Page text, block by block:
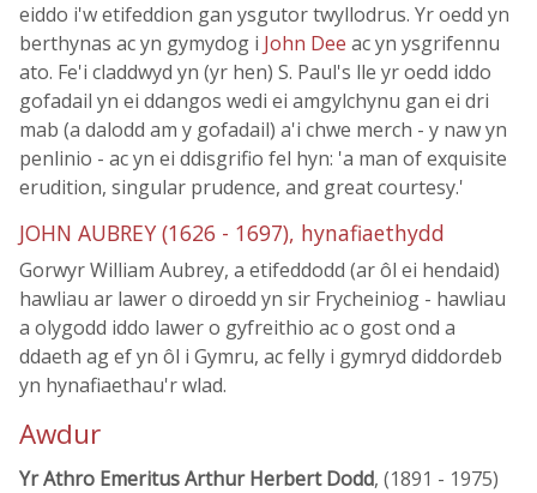
eiddo i'w etifeddion gan ysgutor twyllodrus. Yr oedd yn
berthynas ac yn gymydog i John Dee ac yn ysgrifennu
ato. Fe'i claddwyd yn (yr hen) S. Paul's lle yr oedd iddo
gofadail yn ei ddangos wedi ei amgylchynu gan ei dri
mab (a dalodd am y gofadail) a'i chwe merch - y naw yn
penlinio - ac yn ei ddisgrifio fel hyn: 'a man of exquisite
erudition, singular prudence, and great courtesy.'
JOHN AUBREY (1626 - 1697), hynafiaethydd
Gorwyr William Aubrey, a etifeddodd (ar ôl ei hendaid)
hawliau ar lawer o diroedd yn sir Frycheiniog - hawliau
a olygodd iddo lawer o gyfreithio ac o gost ond a
ddaeth ag ef yn ôl i Gymru, ac felly i gymryd diddordeb
yn hynafiaethau'r wlad.
Awdur
Yr Athro Emeritus Arthur Herbert Dodd, (1891 - 1975)